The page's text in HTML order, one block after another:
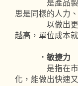
是產品製造
思是同樣的人力
以做出更多
越高，單位成本
．敏捷力
是指在市場
化，能做出快速